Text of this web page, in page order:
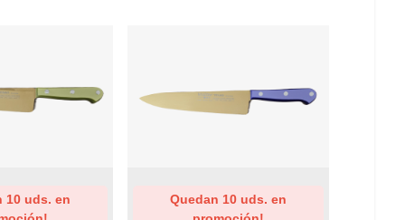
10 uds. en
Quedan 10 uds. en